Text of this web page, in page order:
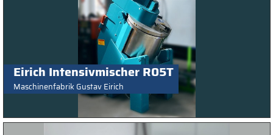
Eirich Intensivmischer R05T
Maschinenfabrik Gustav Eirich